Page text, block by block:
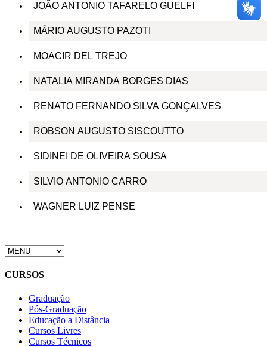
JOÃO ANTONIO TAFARELO GUELFI
MÁRIO AUGUSTO PAZOTI
MOACIR DEL TREJO
NATALIA MIRANDA BORGES DIAS
RENATO FERNANDO SILVA GONÇALVES
ROBSON AUGUSTO SISCOUTTO
SIDINEI DE OLIVEIRA SOUSA
SILVIO ANTONIO CARRO
WAGNER LUIZ PENSE
CURSOS
Graduação
Pós-Graduação
Educação a Distância
Cursos Livres
Cursos Técnicos